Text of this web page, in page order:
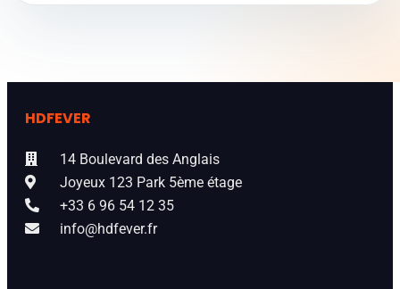
HDFEVER
14 Boulevard des Anglais
Joyeux 123 Park 5ème étage
+33 6 96 54 12 35
info@hdfever.fr